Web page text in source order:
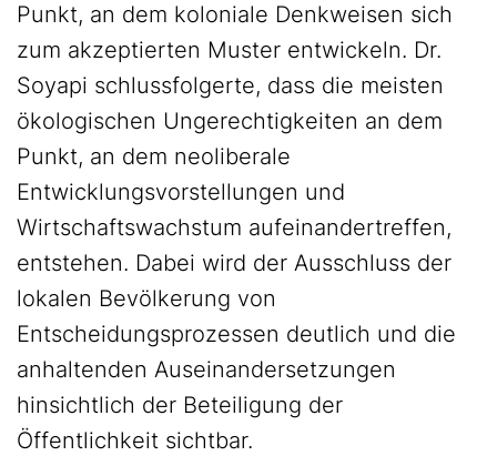
Punkt, an dem koloniale Denkweisen sich
zum akzeptierten Muster entwickeln. Dr.
Soyapi schlussfolgerte, dass die meisten
ökologischen Ungerechtigkeiten an dem
Punkt, an dem neoliberale
Entwicklungsvorstellungen und
Wirtschaftswachstum aufeinandertreffen,
entstehen. Dabei wird der Ausschluss der
lokalen Bevölkerung von
Entscheidungsprozessen deutlich und die
anhaltenden Auseinandersetzungen
hinsichtlich der Beteiligung der
Öffentlichkeit sichtbar.